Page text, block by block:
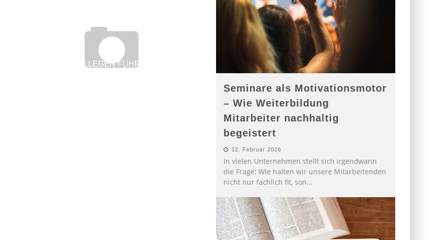
WENN AUS KOLLEGEN FÜHRUNGSKRÄFTE
Seminare als Motivationsmotor
– Wie Weiterbildung
Mitarbeiter nachhaltig
begeistert
12. Februar 2026
In vielen Unternehmen stellt sich irgendwann
die Frage: Wie halten wir unsere Mitarbeitenden
nicht nur fachlich fit, son...